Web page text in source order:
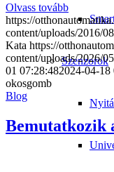
Szenzorok
Olvass tovább
https://
content/uploads/2016/
Kata https://
content/uploads/2026/
01 07:28:482024-04-18
okosgomb
Blog
Bemutatkozik